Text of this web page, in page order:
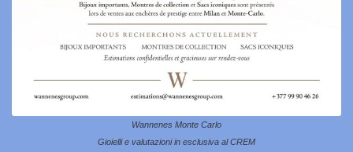
Wannenes Monte Carlo
Gioielli e valutazioni in esclusiva al CREM